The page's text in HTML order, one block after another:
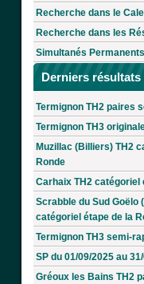
Recherche dans le
Recherche dans les
Simultanés
Derniers résultats
Termignon TH2 paires
Termignon TH3
Muzillac (Billiers) TH2
Ronde
Carhaix TH2 catégoriel
Scrabble du Sud Goëlo
catégoriel étape de la
Termignon TH3 semi-
SP du 01/09/2025 au
Gréoux les Bains TH2